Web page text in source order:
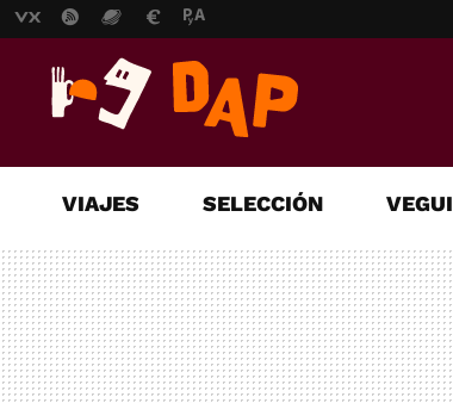
VIAJES SELECCIÓN VEGUI